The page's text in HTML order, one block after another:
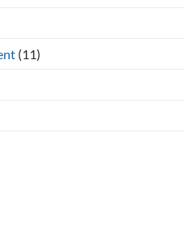
(11)